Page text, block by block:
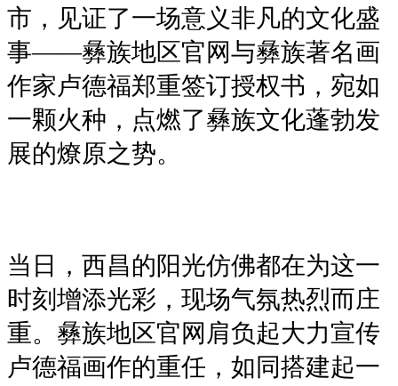
市，见证了一场意义非凡的文化盛
事——彝族地区官网与彝族著名画
作家卢德福郑重签订授权书，宛如
一颗火种，点燃了彝族文化蓬勃发
展的燎原之势。
当日，西昌的阳光仿佛都在为这一
时刻增添光彩，现场气氛热烈而庄
重。彝族地区官网肩负起大力宣传
卢德福画作的重任，如同搭建起一